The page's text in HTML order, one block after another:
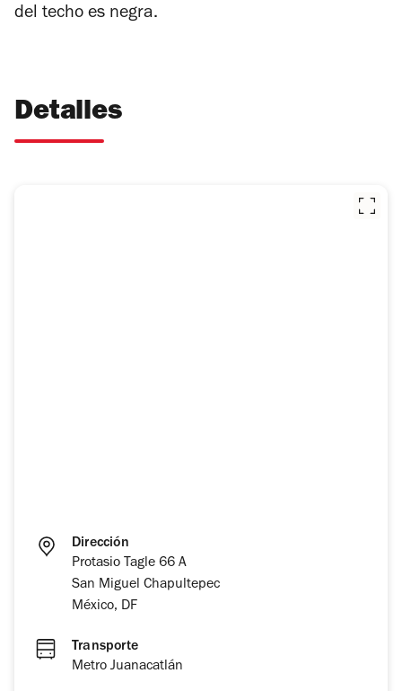
del techo es negra.
Detalles
Dirección
Protasio Tagle 66 A
San Miguel Chapultepec
México, DF
Transporte
Metro Juanacatlán